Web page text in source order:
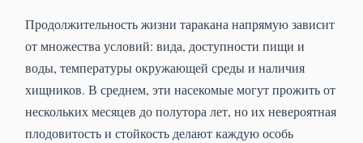
Продолжительность жизни таракана напрямую зависит
от множества условий: вида, доступности пищи и
воды, температуры окружающей среды и наличия
хищников. В среднем, эти насекомые могут прожить от
нескольких месяцев до полутора лет, но их невероятная
плодовитость и стойкость делают каждую особь